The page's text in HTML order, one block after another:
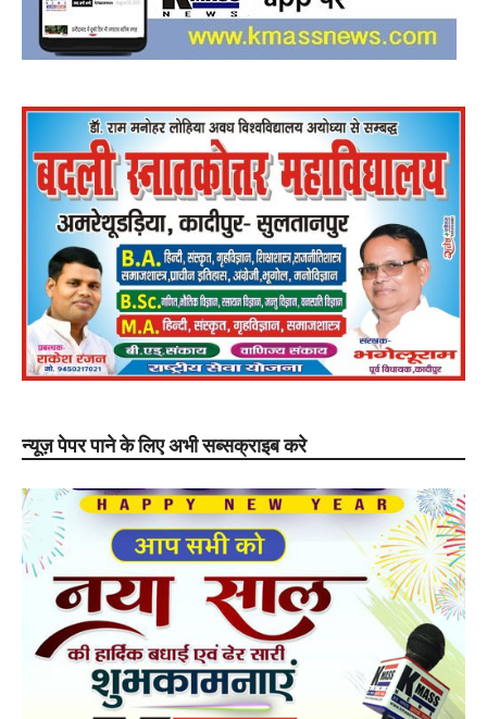
न्यूज़ पेपर पाने के लिए अभी सब्सक्राइब करे